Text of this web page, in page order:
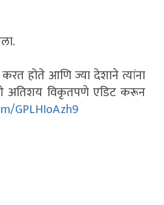
करत होते आणि ज्या देशाने त्यांना
अतिशय विकृतपणे एडिट करून
GPLHIoAzh9